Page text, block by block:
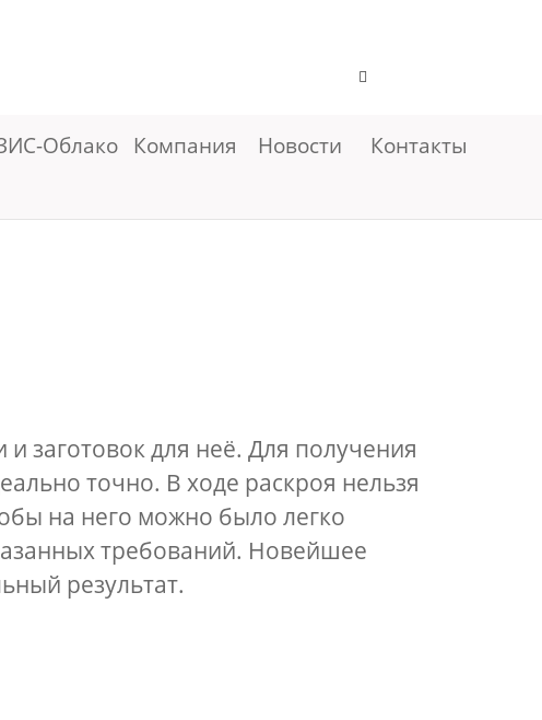
Облако Компания Новости Контакты
заготовок для неё. Для получения
точно. В ходе раскроя нельзя
на него можно было легко
требований. Новейшее
результат.